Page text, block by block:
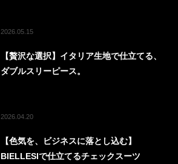
2026.05.15
【贅沢な選択】イタリア生地で仕立てる、
ダブルスリーピース。
2026.04.20
【色気を、ビジネスに落とし込む】
BIELLESIで仕立てるチェックスーツ